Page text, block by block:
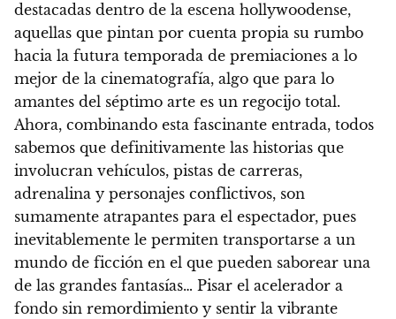
destacadas dentro de la escena hollywoodense,
aquellas que pintan por cuenta propia su rumbo
hacia la futura temporada de premiaciones a lo
mejor de la cinematografía, algo que para lo
amantes del séptimo arte es un regocijo total.
Ahora, combinando esta fascinante entrada, todos
sabemos que definitivamente las historias que
involucran vehículos, pistas de carreras,
adrenalina y personajes conflictivos, son
sumamente atrapantes para el espectador, pues
inevitablemente le permiten transportarse a un
mundo de ficción en el que pueden saborear una
de las grandes fantasías… Pisar el acelerador a
fondo sin remordimiento y sentir la vibrante